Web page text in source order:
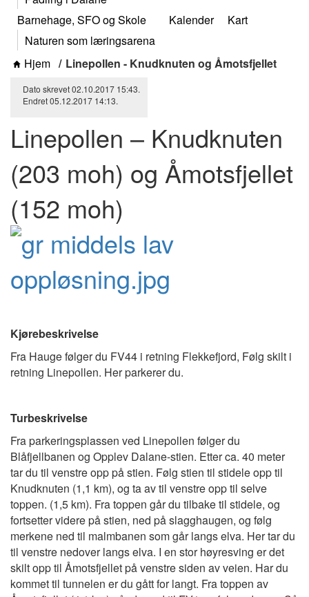
Barnehage, SFO og Skole
Naturen som læringsarena
Kalender Kart
Hjem Linepollen - Knudknuten og Åmotsfjellet
Dato skrevet02.10.2017 15:43.
Endret05.12.2017 14:13.
Linepollen – Knudknuten
(203 moh) og Åmotsfjellet
(152 moh)
Kjørebeskrivelse
Fra Hauge følger du FV44 i retning Flekkefjord, Følg skilt i
retning Linepollen. Her parkerer du.
Turbeskrivelse
Fra parkeringsplassen ved Linepollen følger du
Blåfjellbanen og Opplev Dalane-stien. Etter ca. 40 meter
tar du til venstre opp på stien. Følg stien til stidele opp til
Knudknuten (1,1 km), og ta av til venstre opp til selve
toppen. (1,5 km). Fra toppen går du tilbake til stidele, og
fortsetter videre på stien, ned på slagghaugen, og følg
merkene ned til malmbanen som går langs elva. Her tar du
til venstre nedover langs elva. I en stor høyresving er det
skilt opp til Åmotsfjellet på venstre siden av veien. Har du
kommet til tunnelen er du gått for langt. Fra toppen av